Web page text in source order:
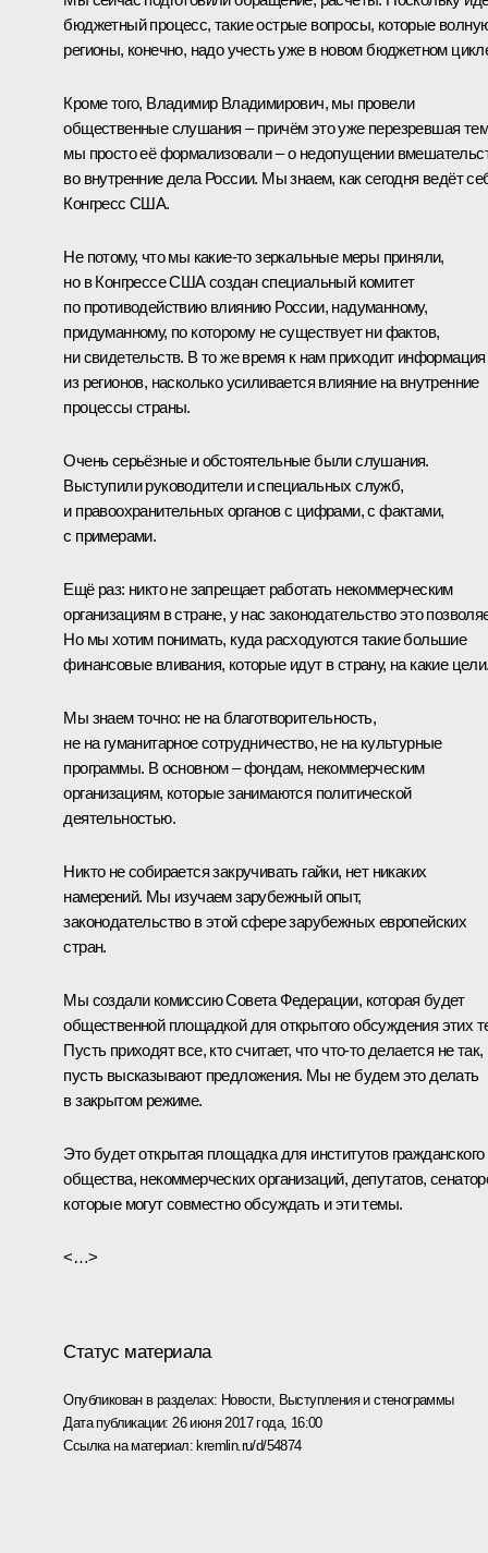
бюджетный процесс, такие острые вопросы, которые
регионы, конечно, надо учесть уже в новом бюджетном
Кроме того, Владимир Владимирович, мы провели
общественные слушания – причём это уже перезревшая
мы просто её формализовали – о недопущении
во внутренние дела России. Мы знаем, как сегодня ведёт
Конгресс США.
Не потому, что мы какие-то зеркальные меры приняли,
но в Конгрессе США создан специальный комитет
по противодействию влиянию России, надуманному,
придуманному, по которому не существует ни фактов,
ни свидетельств. В то же время к нам приходит информация
из регионов, насколько усиливается влияние на внутренние
процессы страны.
Очень серьёзные и обстоятельные были слушания.
Выступили руководители и специальных служб,
и правоохранительных органов с цифрами, с фактами,
с примерами.
Ещё раз: никто не запрещает работать некоммерческим
организациям в стране, у нас законодательство это
Но мы хотим понимать, куда расходуются такие большие
финансовые вливания, которые идут в страну, на какие
Мы знаем точно: не на благотворительность,
не на гуманитарное сотрудничество, не на культурные
программы. В основном – фондам, некоммерческим
организациям, которые занимаются политической
деятельностью.
Никто не собирается закручивать гайки, нет никаких
намерений. Мы изучаем зарубежный опыт,
законодательство в этой сфере зарубежных европейских
стран.
Мы создали комиссию Совета Федерации, которая будет
общественной площадкой для открытого обсуждения этих
Пусть приходят все, кто считает, что что-то делается не так,
пусть высказывают предложения. Мы не будем это делать
в закрытом режиме.
Это будет открытая площадка для институтов гражданского
общества, некоммерческих организаций, депутатов,
которые могут совместно обсуждать и эти темы.
<…>
Статус материала
Опубликован в разделах: Новости, Выступления и стенограммы
Дата публикации: 26 июня 2017 года, 16:00
Ссылка на материал: kremlin.ru/d/54874